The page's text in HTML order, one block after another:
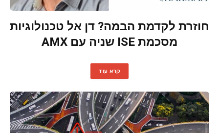
חוזרת לקדמת הבמה? דן אל טכנולוגיות
מסכמת ISE שניה עם AMX
קרא עוד